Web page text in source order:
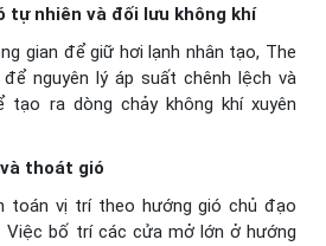
tự nhiên và đối lưu không khí
gian để giữ hơi lạnh nhân tạo, The
nguyên lý áp suất chênh lệch và
ra dòng chảy không khí xuyên
thoát gió
toán vị trí theo hướng gió chủ đạo
Việc bố trí các cửa mở lớn ở hướng